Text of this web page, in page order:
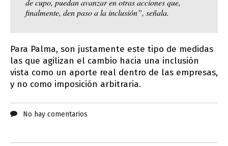
de cupo, puedan avanzar en otras acciones que,
finalmente, den paso a la inclusión”, señala.
Para Palma, son justamente este tipo de medidas
las que agilizan el cambio hacia una inclusión
vista como un aporte real dentro de las empresas,
y no como imposición arbitraria.
No hay comentarios